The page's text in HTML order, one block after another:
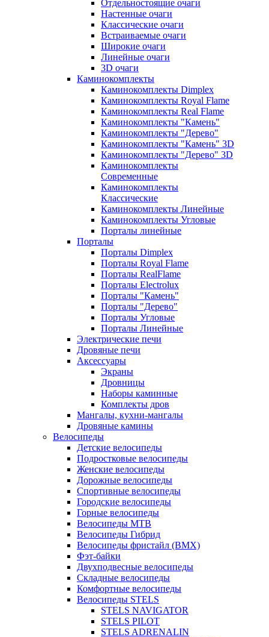
Отдельностоящие очаги
Настенные очаги
Классические очаги
Встраиваемые очаги
Широкие очаги
Линейные очаги
3D очаги
Каминокомплекты
Каминокомплекты Dimplex
Каминокомплекты Royal Flame
Каминокомплекты Real Flame
Каминокомплекты "Камень"
Каминокомплекты "Дерево"
Каминокомплекты "Камень" 3D
Каминокомплекты "Дерево" 3D
Каминокомплекты
Современные
Каминокомплекты
Классические
Каминокомплекты Линейные
Каминокомплекты Угловые
Порталы линейные
Порталы
Порталы Dimplex
Порталы Royal Flame
Порталы RealFlame
Порталы Electrolux
Порталы "Камень"
Порталы "Дерево"
Порталы Угловые
Порталы Линейные
Электрические печи
Дровяные печи
Аксессуары
Экраны
Дровницы
Наборы каминные
Комплекты дров
Мангалы, кухни-мангалы
Дровяные камины
Велосипеды
Детские велосипеды
Подростковые велосипеды
Женские велосипеды
Дорожные велосипеды
Спортивные велосипеды
Городские велосипеды
Горные велосипеды
Велосипеды MTB
Велосипеды Гибрид
Велосипеды фристайл (BMX)
Фэт-байки
Двухподвесные велосипеды
Складные велосипеды
Комфортные велосипеды
Велосипеды STELS
STELS NAVIGATOR
STELS PILOT
STELS ADRENALIN